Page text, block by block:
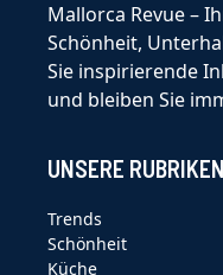
Mallorca Revue –
Schönheit,
Sie inspirierende
und bleiben Sie
UNSERE RUBRIKEN
Trends
Schönheit
Küche